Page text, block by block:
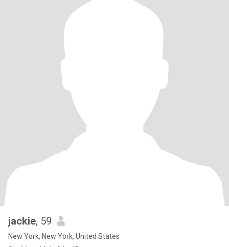
jackie, 59
New York, New York, United States